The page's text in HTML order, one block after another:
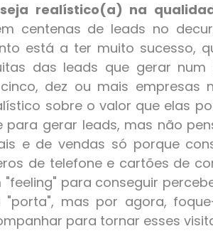
realístico(a) na
centenas de leads no
está a ter muito sucesso,
das leads que gerar
dez ou mais empresas
sobre o valor que elas
para gerar leads, mas não
e de vendas só porque
de telefone e cartões de
para conseguir
"porta", mas por agora,
para tornar esses